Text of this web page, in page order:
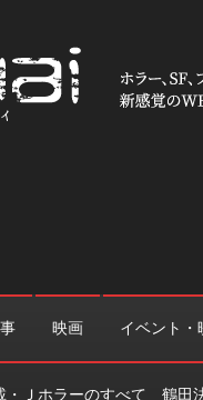
映画 イベント・
・Ｊホラーのすべて 鶴田